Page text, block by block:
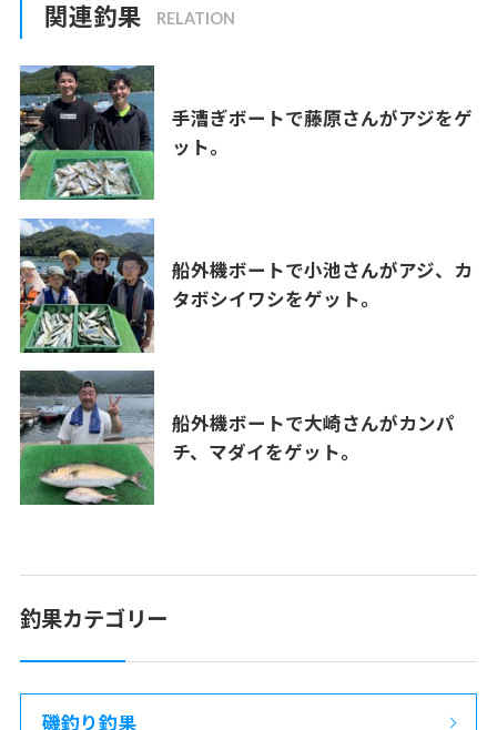
関連釣果
手漕ぎボートで藤原さんがアジをゲ
ット。
船外機ボートで小池さんがアジ、カ
タボシイワシをゲット。
船外機ボートで大崎さんがカンパ
チ、マダイをゲット。
釣果カテゴリー
磯釣り釣果